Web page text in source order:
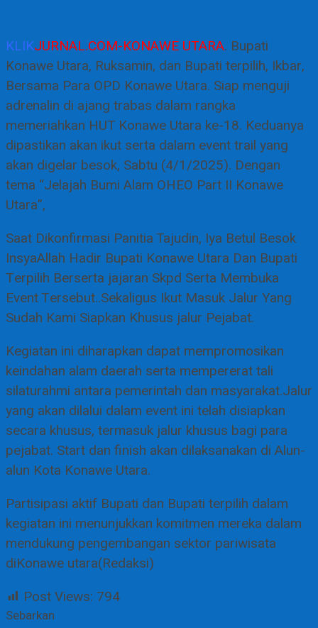
KLIKJURNAL.COM-KONAWE UTARA. Bupati
Konawe Utara, Ruksamin, dan Bupati terpilih, Ikbar,
Bersama Para OPD Konawe Utara. Siap menguji
adrenalin di ajang trabas dalam rangka
memeriahkan HUT Konawe Utara ke-18. Keduanya
dipastikan akan ikut serta dalam event trail yang
akan digelar besok, Sabtu (4/1/2025). Dengan
tema “Jelajah Bumi Alam OHEO Part II Konawe
Utara”,
Saat Dikonfirmasi Panitia Tajudin, Iya Betul Besok
InsyaAllah Hadir Bupati Konawe Utara Dan Bupati
Terpilih Berserta jajaran Skpd Serta Membuka
Event Tersebut..Sekaligus Ikut Masuk Jalur Yang
Sudah Kami Siapkan Khusus jalur Pejabat.
Kegiatan ini diharapkan dapat mempromosikan
keindahan alam daerah serta mempererat tali
silaturahmi antara pemerintah dan masyarakat.Jalur
yang akan dilalui dalam event ini telah disiapkan
secara khusus, termasuk jalur khusus bagi para
pejabat. Start dan finish akan dilaksanakan di Alun-
alun Kota Konawe Utara.
Partisipasi aktif Bupati dan Bupati terpilih dalam
kegiatan ini menunjukkan komitmen mereka dalam
mendukung pengembangan sektor pariwisata
diKonawe utara(Redaksi)
Post Views: 794
Sebarkan